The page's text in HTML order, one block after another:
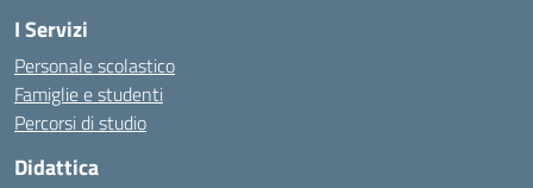
I Servizi
Personale scolastico
Famiglie e studenti
Percorsi di studio
Didattica